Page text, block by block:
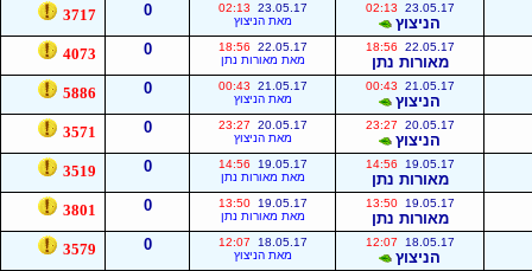
23.05.17
02:13
הניצוץ
23.05.17
02:13
מאת הניצוץ
0
3717
22.05.17
18:56
מאורות נתן
22.05.17
18:56
מאת מאורות נתן
0
4073
21.05.17
00:43
הניצוץ
21.05.17
00:43
מאת הניצוץ
0
5886
20.05.17
23:27
הניצוץ
20.05.17
23:27
מאת הניצוץ
0
3571
19.05.17
14:56
מאורות נתן
19.05.17
14:56
מאת מאורות נתן
0
3519
19.05.17
13:50
מאורות נתן
19.05.17
13:50
מאת מאורות נתן
0
3801
18.05.17
12:07
הניצוץ
18.05.17
12:07
מאת הניצוץ
0
3579